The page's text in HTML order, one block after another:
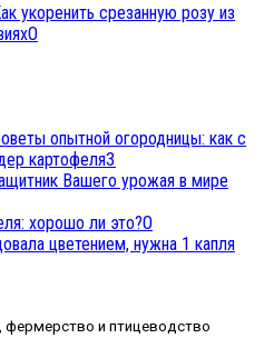
укоренить срезанную розу из
0
опытной огородницы: как с
картофеля3
Вашего урожая в мире
хорошо ли это?0
цветением, нужна 1 капля
фермерство и птицеводство